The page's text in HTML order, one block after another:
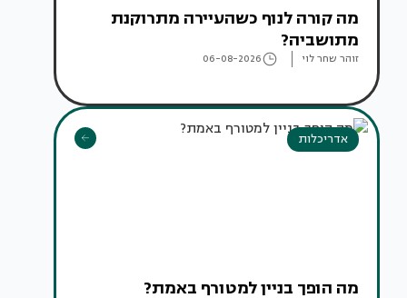
מה קורה לנוף כשהעיירה מתרוקנת
מתושביה?
זוהר שחר לוי 06-08-2026
אדריכלות
מה הופך בניין למטורף באמת?